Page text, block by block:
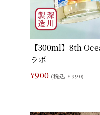
【300ml】8th
ラボ
¥900 (税込 ¥990)